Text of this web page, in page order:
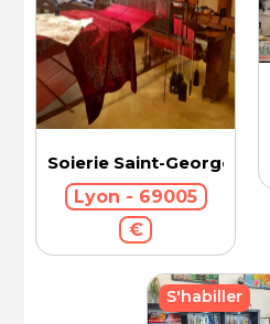
Soierie Saint-Georges
Lyon - 69005
€
S'habiller